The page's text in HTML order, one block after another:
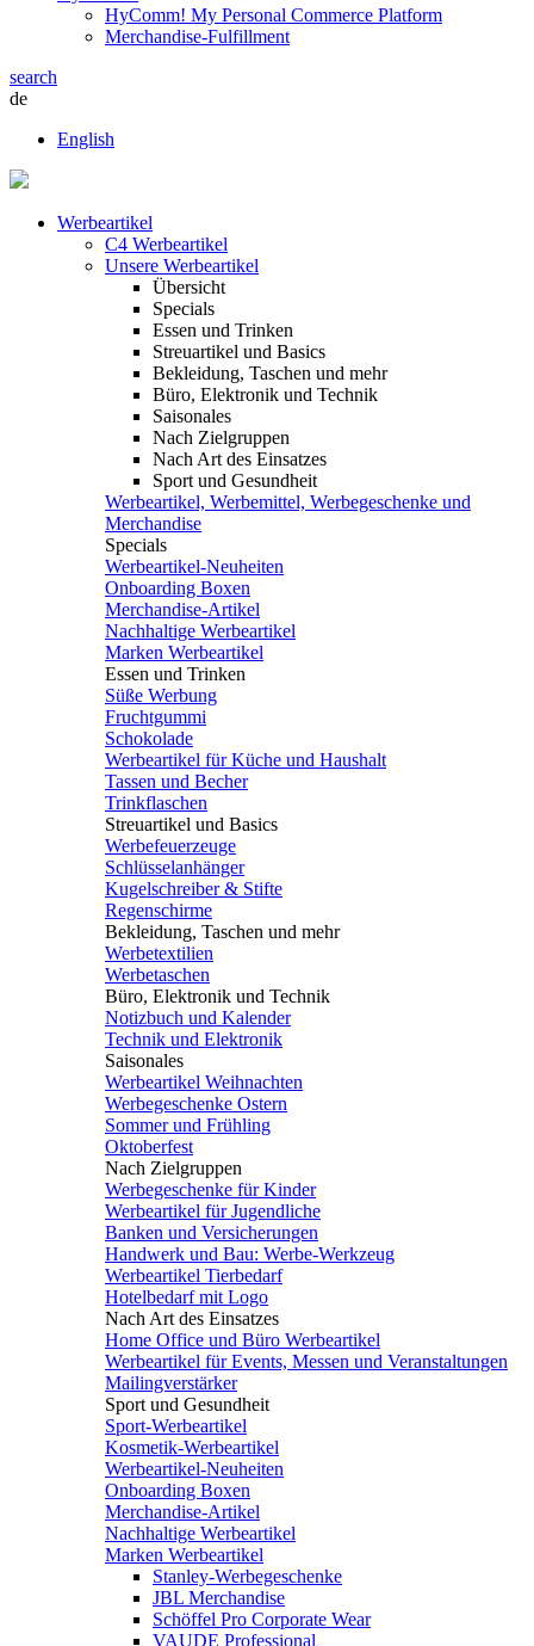
HyComm! My Personal Commerce Platform
Merchandise-Fulfillment
search
de
English
Werbeartikel
C4 Werbeartikel
Unsere Werbeartikel
Übersicht
Specials
Essen und Trinken
Streuartikel und Basics
Bekleidung, Taschen und mehr
Büro, Elektronik und Technik
Saisonales
Nach Zielgruppen
Nach Art des Einsatzes
Sport und Gesundheit
Werbeartikel, Werbemittel, Werbegeschenke und
Merchandise
Specials
Werbeartikel-Neuheiten
Onboarding Boxen
Merchandise-Artikel
Nachhaltige Werbeartikel
Marken Werbeartikel
Essen und Trinken
Süße Werbung
Fruchtgummi
Schokolade
Werbeartikel für Küche und Haushalt
Tassen und Becher
Trinkflaschen
Streuartikel und Basics
Werbefeuerzeuge
Schlüsselanhänger
Kugelschreiber & Stifte
Regenschirme
Bekleidung, Taschen und mehr
Werbetextilien
Werbetaschen
Büro, Elektronik und Technik
Notizbuch und Kalender
Technik und Elektronik
Saisonales
Werbeartikel Weihnachten
Werbegeschenke Ostern
Sommer und Frühling
Oktoberfest
Nach Zielgruppen
Werbegeschenke für Kinder
Werbeartikel für Jugendliche
Banken und Versicherungen
Handwerk und Bau: Werbe-Werkzeug
Werbeartikel Tierbedarf
Hotelbedarf mit Logo
Nach Art des Einsatzes
Home Office und Büro Werbeartikel
Werbeartikel für Events, Messen und Veranstaltungen
Mailingverstärker
Sport und Gesundheit
Sport-Werbeartikel
Kosmetik-Werbeartikel
Werbeartikel-Neuheiten
Onboarding Boxen
Merchandise-Artikel
Nachhaltige Werbeartikel
Marken Werbeartikel
Stanley-Werbegeschenke
JBL Merchandise
Schöffel Pro Corporate Wear
VAUDE Professional